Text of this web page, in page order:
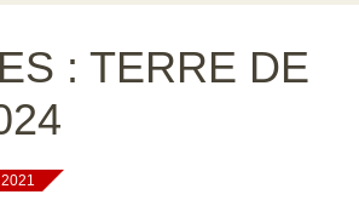
: TERRE DE